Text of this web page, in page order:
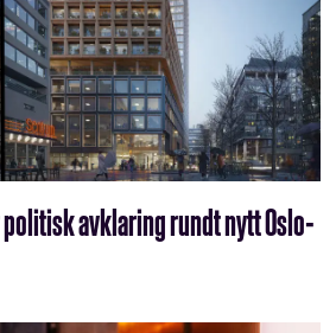
avklaring rundt nytt Oslo-